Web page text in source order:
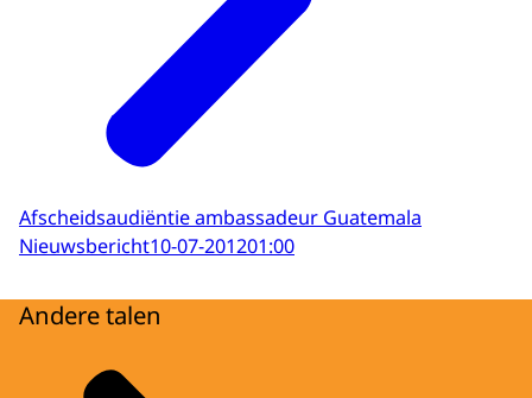
Afscheidsaudiëntie ambassadeur Guatemala
Nieuwsbericht10-07-201201:00
Andere talen